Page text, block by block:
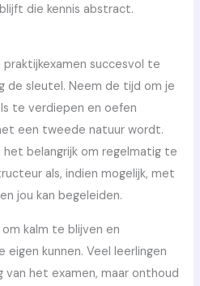
die kennis abstract.
succesvol te
de sleutel. Neem de tijd om je
te verdiepen en oefen
een tweede natuur wordt.
belangrijk om regelmatig te
als, indien mogelijk, met
jou kan begeleiden.
kalm te blijven en
kunnen. Veel leerlingen
van het examen, maar onthoud